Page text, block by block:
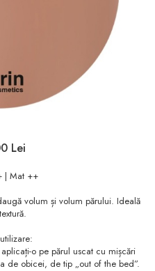
Lei
| Mat ++
volum și volum părului. Ideală
o pe părul uscat cu mișcări
de obicei, de tip „out of the bed”.